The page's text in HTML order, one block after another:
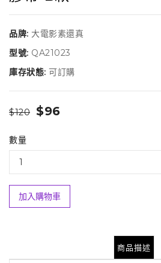
品牌: 大電影素還真
型號: QA21023
庫存狀態: 可訂購
$120 $96
數量
加入購物車
商品描述